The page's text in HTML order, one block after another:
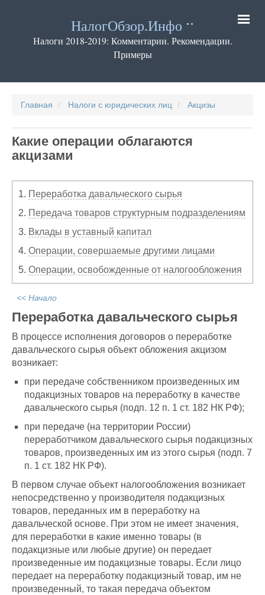
содержанию
НалогОбзор.Инфо
Налоги 2018-2019: Комментарии. Рекомендации.
Примеры
Главная Налоги с юридических лиц Акцизы
Какие операции облагаются
акцизами
1. Переработка давальческого сырья
2. Передача товаров структурным подразделениям
3. Вклады в уставный капитал
4. Операции, совершаемые другими лицами
5. Операции, освобожденные от налогообложения
<< Начало
Переработка давальческого сырья
В процессе исполнения договоров о переработке
давальческого сырья объект обложения акцизом
возникает:
при передаче собственником произведенных им
подакцизных товаров на переработку в качестве
давальческого сырья (подп. 12 п. 1 ст. 182 НК РФ);
при передаче (на территории России)
переработчиком давальческого сырья подакцизных
товаров, произведенных им из этого сырья (подп. 7
п. 1 ст. 182 НК РФ).
В первом случае объект налогообложения возникает
непосредственно у производителя подакцизных
товаров, переданных им в переработку на
давальческой основе. При этом не имеет значения,
для переработки в какие именно товары (в
подакцизные или любые другие) он передает
произведенные им подакцизные товары. Если лицо
передает на переработку подакцизный товар, им не
произведенный, то такая передача объектом